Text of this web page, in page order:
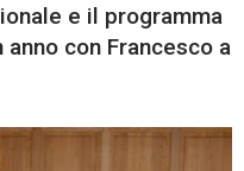
e il programma
con Francesco a